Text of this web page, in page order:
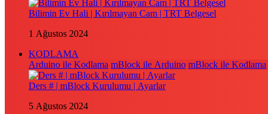
Bilimin Ev Hali | Kırılmayan Cam | TRT Belgesel
1 Ağustos 2024
KODLAMA
Arduino ile Kodlama mBlock ile Arduino mBlock ile Kodlama
Ders # | mBlock Kurulumu | Ayarlar
5 Ağustos 2024